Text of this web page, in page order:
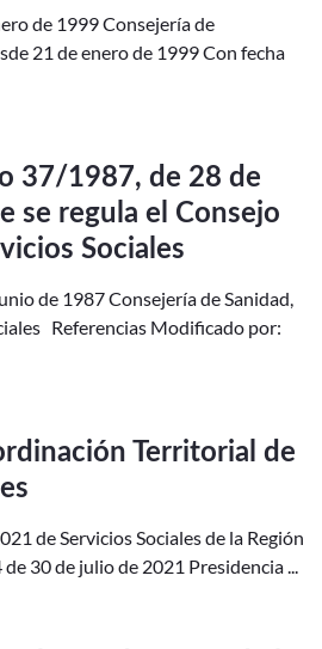
de 1999 Consejería de
21 de enero de 1999 Con fecha
37/1987, de 28 de
se regula el Consejo
Sociales
de 1987 Consejería de Sanidad,
Referencias Modificado por:
Territorial de
de Servicios Sociales de la Región
30 de julio de 2021 Presidencia ...